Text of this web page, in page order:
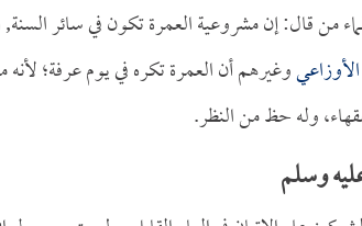
من قال: إن مشروعية العمرة تكون في سائر
الأوزاعيوغيرهم أن العمرة تكره في يوم عرفة؛
وله حظ من النظر.
وسلم